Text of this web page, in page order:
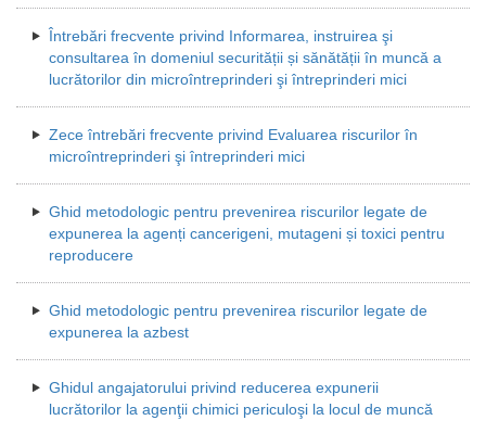
Întrebări frecvente privind Informarea, instruirea şi
consultarea în domeniul securității și sănătății în muncă a
lucrătorilor din microîntreprinderi şi întreprinderi mici
Zece întrebări frecvente privind Evaluarea riscurilor în
microîntreprinderi şi întreprinderi mici
Ghid metodologic pentru prevenirea riscurilor legate de
expunerea la agenți cancerigeni, mutageni și toxici pentru
reproducere
Ghid metodologic pentru prevenirea riscurilor legate de
expunerea la azbest
Ghidul angajatorului privind reducerea expunerii
lucrătorilor la agenţii chimici periculoşi la locul de muncă